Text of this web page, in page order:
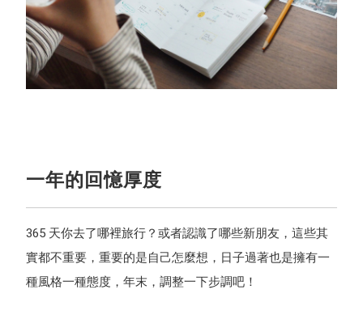
一年的回憶厚度
365 天你去了哪裡旅行？或者認識了哪些新朋友，這些其
實都不重要，重要的是自己怎麼想，日子過著也是擁有一
種風格一種態度，年末，調整一下步調吧！